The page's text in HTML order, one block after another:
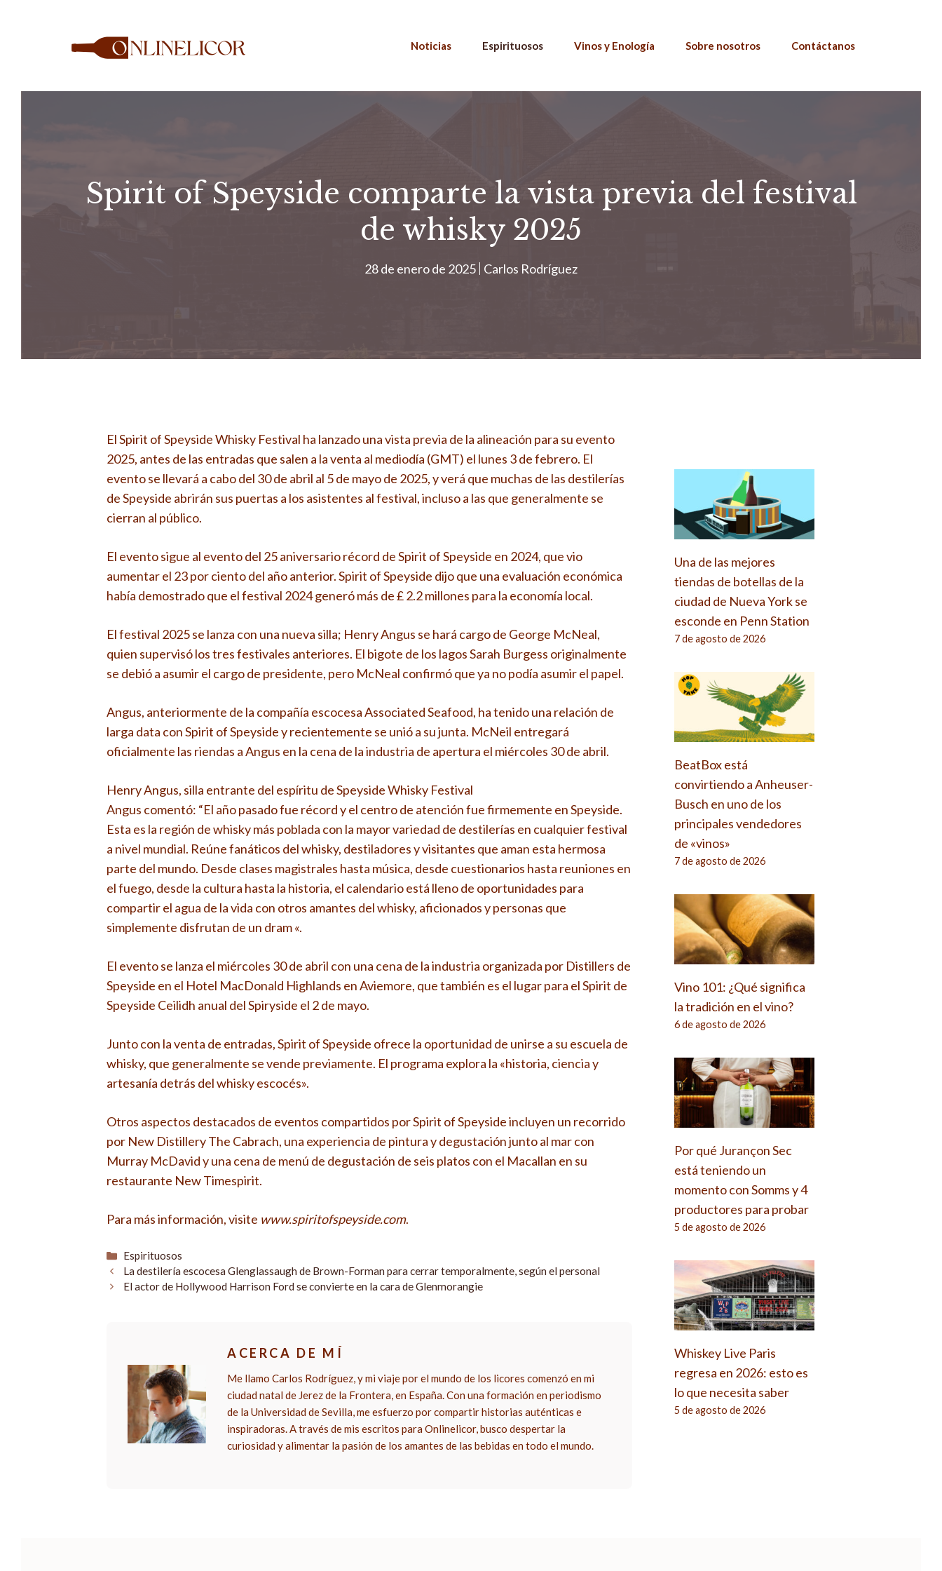
Noticias Espirituosos Vinos y Enología Sobre nosotros Contáctanos
Spirit of Speyside comparte la vista previa del festival
de whisky 2025
28 de enero de 2025 Carlos Rodríguez
El Spirit of Speyside Whisky Festival ha lanzado una vista previa de la alineación para su evento
2025, antes de las entradas que salen a la venta al mediodía (GMT) el lunes 3 de febrero. El
evento se llevará a cabo del 30 de abril al 5 de mayo de 2025, y verá que muchas de las destilerías
de Speyside abrirán sus puertas a los asistentes al festival, incluso a las que generalmente se
cierran al público.
El evento sigue al evento del 25 aniversario récord de Spirit of Speyside en 2024, que vio
aumentar el 23 por ciento del año anterior. Spirit of Speyside dijo que una evaluación económica
había demostrado que el festival 2024 generó más de £ 2.2 millones para la economía local.
El festival 2025 se lanza con una nueva silla; Henry Angus se hará cargo de George McNeal,
quien supervisó los tres festivales anteriores. El bigote de los lagos Sarah Burgess originalmente
se debió a asumir el cargo de presidente, pero McNeal confirmó que ya no podía asumir el papel.
Angus, anteriormente de la compañía escocesa Associated Seafood, ha tenido una relación de
larga data con Spirit of Speyside y recientemente se unió a su junta. McNeil entregará
oficialmente las riendas a Angus en la cena de la industria de apertura el miércoles 30 de abril.
Henry Angus, silla entrante del espíritu de Speyside Whisky Festival
Angus comentó: “El año pasado fue récord y el centro de atención fue firmemente en Speyside.
Esta es la región de whisky más poblada con la mayor variedad de destilerías en cualquier festival
a nivel mundial. Reúne fanáticos del whisky, destiladores y visitantes que aman esta hermosa
parte del mundo. Desde clases magistrales hasta música, desde cuestionarios hasta reuniones en
el fuego, desde la cultura hasta la historia, el calendario está lleno de oportunidades para
compartir el agua de la vida con otros amantes del whisky, aficionados y personas que
simplemente disfrutan de un dram «.
El evento se lanza el miércoles 30 de abril con una cena de la industria organizada por Distillers de
Speyside en el Hotel MacDonald Highlands en Aviemore, que también es el lugar para el Spirit de
Speyside Ceilidh anual del Spiryside el 2 de mayo.
Junto con la venta de entradas, Spirit of Speyside ofrece la oportunidad de unirse a su escuela de
whisky, que generalmente se vende previamente. El programa explora la «historia, ciencia y
artesanía detrás del whisky escocés».
Otros aspectos destacados de eventos compartidos por Spirit of Speyside incluyen un recorrido
por New Distillery The Cabrach, una experiencia de pintura y degustación junto al mar con
Murray McDavid y una cena de menú de degustación de seis platos con el Macallan en su
restaurante New Timespirit.
Para más información, visite www.spiritofspeyside.com.
Categorías
Espirituosos
La destilería escocesa Glenglassaugh de Brown-Forman para cerrar temporalmente, según el personal
El actor de Hollywood Harrison Ford se convierte en la cara de Glenmorangie
ACERCA DE MÍ
Me llamo Carlos Rodríguez, y mi viaje por el mundo de los licores comenzó en mi
ciudad natal de Jerez de la Frontera, en España. Con una formación en periodismo
de la Universidad de Sevilla, me esfuerzo por compartir historias auténticas e
inspiradoras. A través de mis escritos para Onlinelicor, busco despertar la
curiosidad y alimentar la pasión de los amantes de las bebidas en todo el mundo.
Una de las mejores
tiendas de botellas de la
ciudad de Nueva York se
esconde en Penn Station
7 de agosto de 2026
BeatBox está
convirtiendo a Anheuser-
Busch en uno de los
principales vendedores
de «vinos»
7 de agosto de 2026
Vino 101: ¿Qué significa
la tradición en el vino?
6 de agosto de 2026
Por qué Jurançon Sec
está teniendo un
momento con Somms y 4
productores para probar
5 de agosto de 2026
Whiskey Live Paris
regresa en 2026: esto es
lo que necesita saber
5 de agosto de 2026